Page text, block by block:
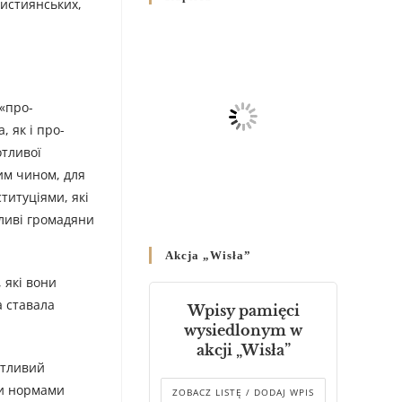
як і про-
чином, для
які
громадяни
вони
ставала
нормами
Родин
Справ Молоді та встановленя
складу Катихитичної Комісії
днях 2-12 липня 2024 р.”
Декрет єпископів
Перемисько-Варшавської
Митрополії стосовно
звершування Божественної
літургії
Akcja „Wisła”
Wpisy pamięci
wysiedlonym w
akcji „Wisła”
ZOBACZ LISTĘ / DODAJ WPIS